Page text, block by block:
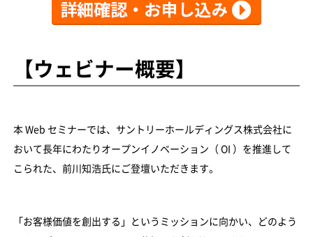
【ウェビナー概要】
本 Web セミナーでは、サントリーホールディングス株式会社に
おいて長年にわたりオープンイノベーション（ OI ）を推進して
こられた、前川知浩氏にご登壇いただきます。
「お客様価値を創出する」というミッションに向かい、どのよう